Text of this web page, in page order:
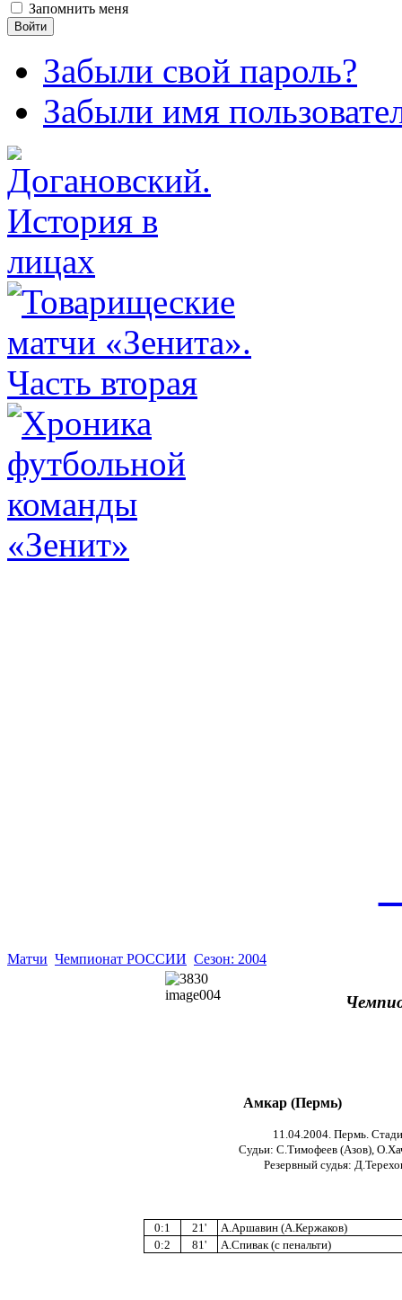
Запомнить меня
Забыли свой пароль?
Забыли имя
Матчи Чемпионат РОССИИ Сезон: 2004
Амкар (Пермь)
11.04.2004. Пермь.
Судьи: С.Тимофеев (Азов),
Резервный судья:
0:1 21'
А.Аршавин (А.Кержаков)
0:2
81' А.Спивак (с пенальти)